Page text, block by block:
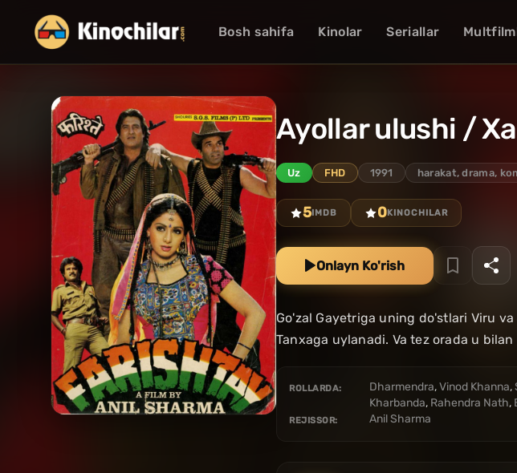
Bosh sahifa Kinolar Seriallar
Ayollar ulushi /
Uz FHD 1991 harakat, drama,
5IMDB 0KINOCHILAR
Onlayn Ko'rish
Go'zal Gayetriga uning do'stlari Viru
Tanxaga uylanadi. Va tez orada u
ROLLARDA: Dharmendra,Vinod Khanna,
Kharbanda, Rahendra Nath,
REJISSOR: Anil Sharma